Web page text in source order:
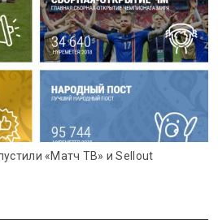
«Матч ТВ» и Sellout